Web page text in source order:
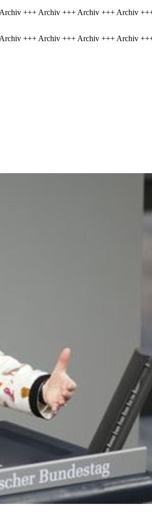
+++ Archiv +++ Archiv +++ Archiv
+++ Archiv +++ Archiv +++ Archiv